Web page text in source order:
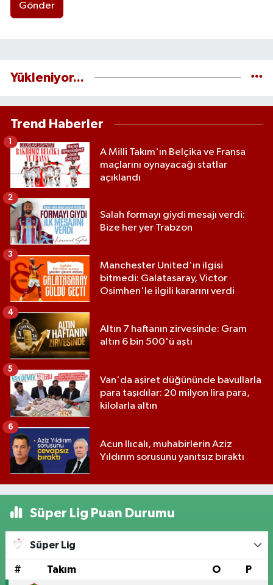
Gönder
Yükleniyor...
Trend Haberler
A Milli Takım'ın Belçika ve Fransa
maçlarını oynayacağı statlar
açıklandı
1
Salah formayı giydi mesajı verdi:
Bize her yer Trabzon
2
Manchester United'ın ilgisi
bitmedi: Galatasaray, Victor
Osimhen'le ilgili kararını verdi
3
Altın 7 haftanın zirvesinde: Gram
altın 6 bin 500'ü aştı
4
Van'da aşiret düğününde bavullarla
para taşıdılar: 20 milyon lira para,
kilolarla altın
5
Acun Ilıcalı, muhabirlerin Aziz
Yıldırım sorusunu yanıtsız bıraktı
6
Süper Lig Puan Durumu
Süper Lig
# Takım O P